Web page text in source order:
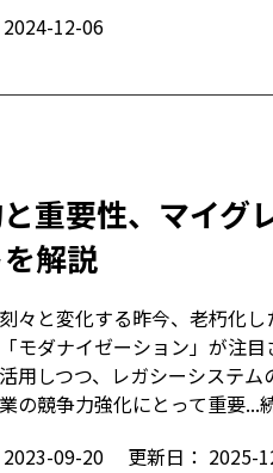
2024-12-06
重要性、マイグ
解説
々と変化する昨今、老朽化
モダナイゼーション」が注
用しつつ、レガシーシステ
の競争力強化にとって重要...
2023-09-20 更新日： 2025-